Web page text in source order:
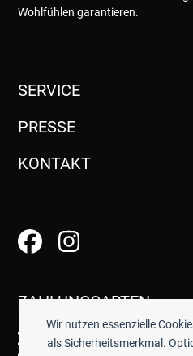
Wir nutzen essenzielle
als Sicherheitsmerkmal.
Wohlfühlen garantieren.
SERVICE
PRESSE
KONTAKT
ZAHLUNGSARTEN